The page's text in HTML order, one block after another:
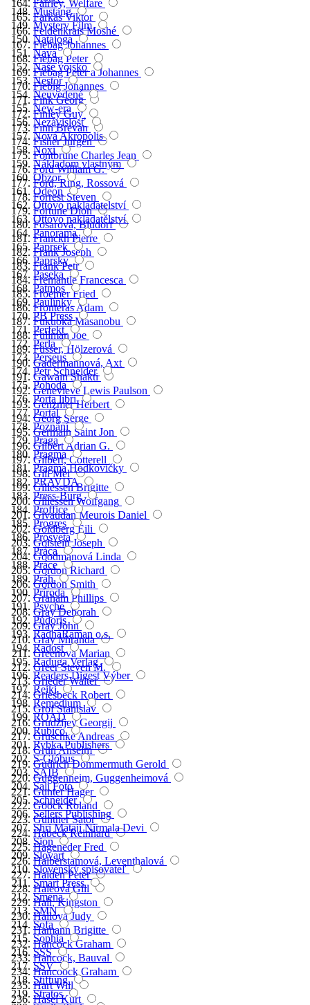
Fairley, Welfare
Farkas Viktor
Feldenkrais Moshé
Fiebag Johannes
Fiebag Peter
Fiebag Peter a Johannes
Fiebig Johannes
Fink Georg
Finley Guy
Finn Brevan
Fisher Jurgen
Fontbrune Charles Jean
Ford William G.
Ford, Ring, Rossová
Forrest Steven
Fortune Dion
Fosarová, Bludorf
Franckh Pierre
Frank Joseph
Frank Petr
Fremantle Francesca
Froemer Fried
Fronteras Adam
Fukuoka Masanobu
Fullman Joe
Füsser, Hölzerová
Gadermannová, Axt
Gawain Shakti
Genevieve Lewis Paulson
Genzmer Herbert
Georg Serge
Germain Saint Jon
Gilbert Adrian G.
Gilbert, Cotterell
Gill Mel
Gillessen Brigitte
Gillessen Wolfgang
Givaudan Meurois Daniel
Goldberg Eili
Golstein Joseph
Goodmanová Linda
Gordon Richard
Gordon Smith
Graham Phillips
Gray Deborah
Gray John
Gray Miranda
Greenová Marian
Greer Steven M.
Grieder Walter
Griesbeck Robert
Grof Stanislav
Grudžijev Georgij
Gruschke Andreas
Grün Anselm
Gudrich Dommermuth Gerold
Guggenheim, Guggenheimová
Gunter Hager
Gööck Roland
Günther Sator
Habeck Reinhard
Hageneder Fred
Halberstamová, Leventhalová
Halden Peter
Haleová Gill
Hall, Kingston
Hallová Judy
Hamann Brigitte
Hancock Graham
Hancock, Bauval
Hancoock Graham
Hart Will
Hasel Kurt
Mustang
Mystery Film
Natajoga
Nava
Naše vojsko
Nestor
Neuvedené
New-era
Nezávislosť
Nová Akropolis
Noxi
Nákladom vlastným
Obzor
Odeon
Ottovo nakladatelství
Ottovo nakladatělství
Panorama
Paprsek
Paprsky
Paseka
Patmos
Paulínky
PB Press
Perfekt
Perla
Perseus
Petr Schneider
Pohoda
Porta libri
Portál
Poznání
Praga
Pragma
Pragma Hodkovičky
PRAVDA
Press-Burg
Proffice
Progres
Prosveta
Práca
Práce
Práh
Príroda
Psyche
Půdoris
RadhaRaman o.s.
Radost
Raduga Verlag
Readers Digest Výber
Reiki
Remedium
ROAD
Rubico
Rybka Publishers
S-Glóbus
SAIB
Sali Foto
Schneider
Sellers Publishing
Shri Mataji Nirmala Devi
Sion
Slovart
Slovenský spisovateľ
Smart Press
Smena
SMN
Sofa
Sophia
SSS
SSV
Stiftung
Stratos